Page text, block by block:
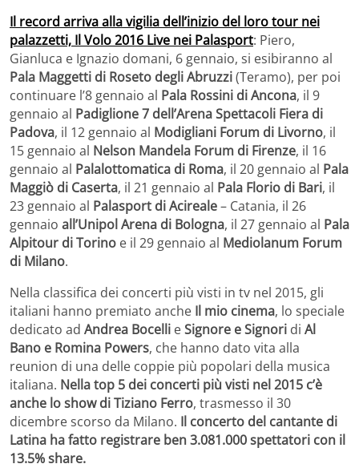
Il record arriva alla vigilia dell’inizio del loro tour nei
palazzetti, Il Volo 2016 Live nei Palasport: Piero,
Gianluca e Ignazio domani, 6 gennaio, si esibiranno al
Pala Maggetti di Roseto degli Abruzzi(Teramo), per poi
continuare l’8 gennaio al Pala Rossini di Ancona, il 9
gennaio al Padiglione 7 dell’Arena Spettacoli Fiera di
Padova, il 12 gennaio al Modigliani Forum di Livorno, il
15 gennaio al Nelson Mandela Forum di Firenze, il 16
gennaio al Palalottomatica di Roma, il 20 gennaio al Pala
Maggiò di Caserta, il 21 gennaio al Pala Florio di Bari, il
23 gennaio al Palasport di Acireale– Catania, il 26
gennaio all’Unipol Arena di Bologna, il 27 gennaio al Pala
Alpitour di Torino e il 29 gennaio al Mediolanum Forum
di Milano.
Nella classifica dei concerti più visti in tv nel 2015, gli
italiani hanno premiato anche Il mio cinema, lo speciale
dedicato ad Andrea Bocelli eSignore e Signori di Al
Bano e Romina Powers, che hanno dato vita alla
reunion di una delle coppie più popolari della musica
italiana. Nella top 5 dei concerti più visti nel 2015 c’è
anche lo show di Tiziano Ferro, trasmesso il 30
dicembre scorso da Milano. Il concerto del cantante di
Latina ha fatto registrare ben 3.081.000 spettatori con il
13.5% share.